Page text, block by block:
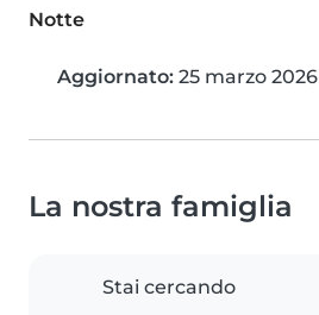
Notte
Aggiornato: 25 marzo 2026
La nostra famiglia
Stai cercando